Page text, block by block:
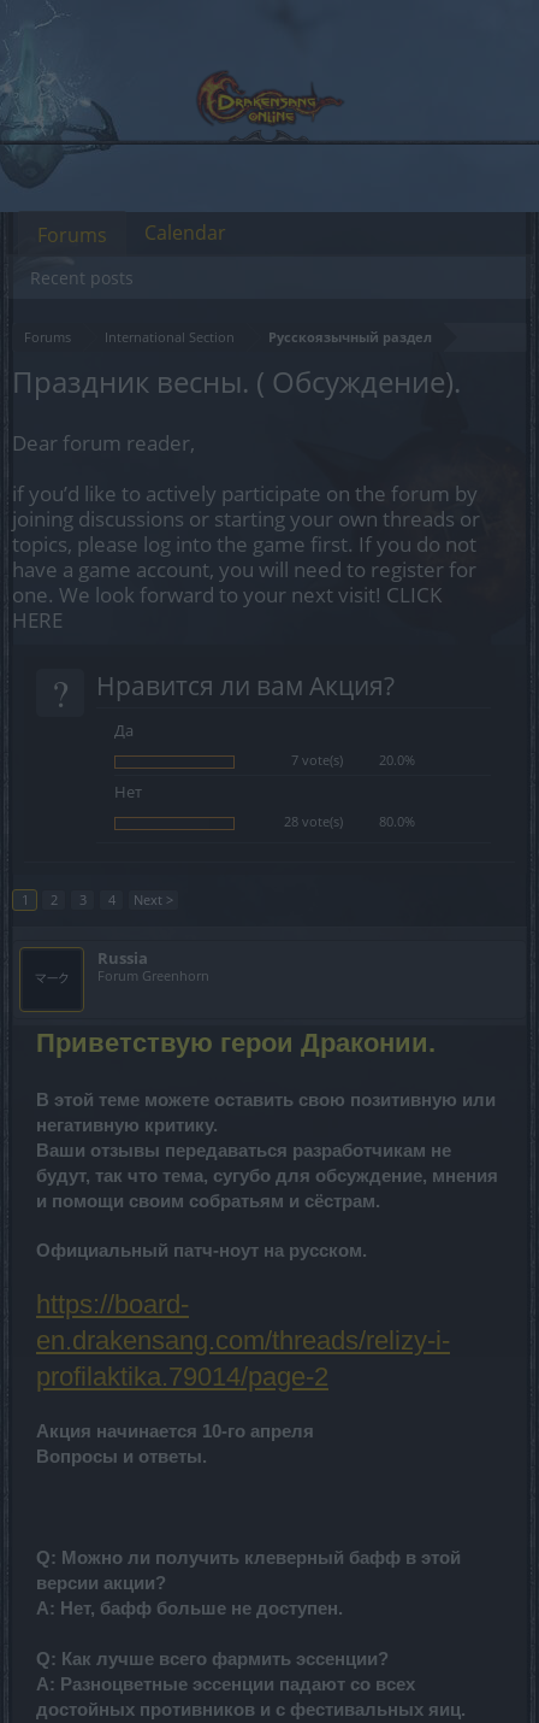
Forums International Section Русскоязычный раздел
Праздник весны. ( Обсуждение).
Dear forum reader,
if you’d like to actively participate on the forum by
joining discussions or starting your own threads or
topics, please log into the game first. If you do not
have a game account, you will need to register for
one. We look forward to your next visit! CLICK
HERE
? Нравится ли вам Акция?
Да
7 vote(s) 20.0%
Нет
28 vote(s) 80.0%
1 2 3 4 Next >
Russia
Forum Greenhorn
Приветствую герои Драконии.
В этой теме можете оставить свою позитивную или
негативную критику.
Ваши отзывы передаваться разработчикам не
будут, так что тема, сугубо для обсуждение, мнения
и помощи своим собратьям и сёстрам.
Официальный патч-ноут на русском.
https://board-
en.drakensang.com/threads/relizy-i-
profilaktika.79014/page-2
Акция начинается 10-го апреля
Вопросы и ответы.
Q: Можно ли получить клеверный бафф в этой
версии акции?
A: Нет, бафф больше не доступен.
Q: Как лучше всего фармить эссенции?
A: Разноцветные эссенции падают со всех
достойных противников и с фестивальных яиц.
Forums
Recent posts
Calendar